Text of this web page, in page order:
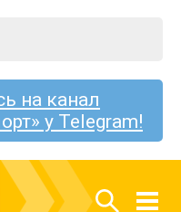
на канал
у Telegram!